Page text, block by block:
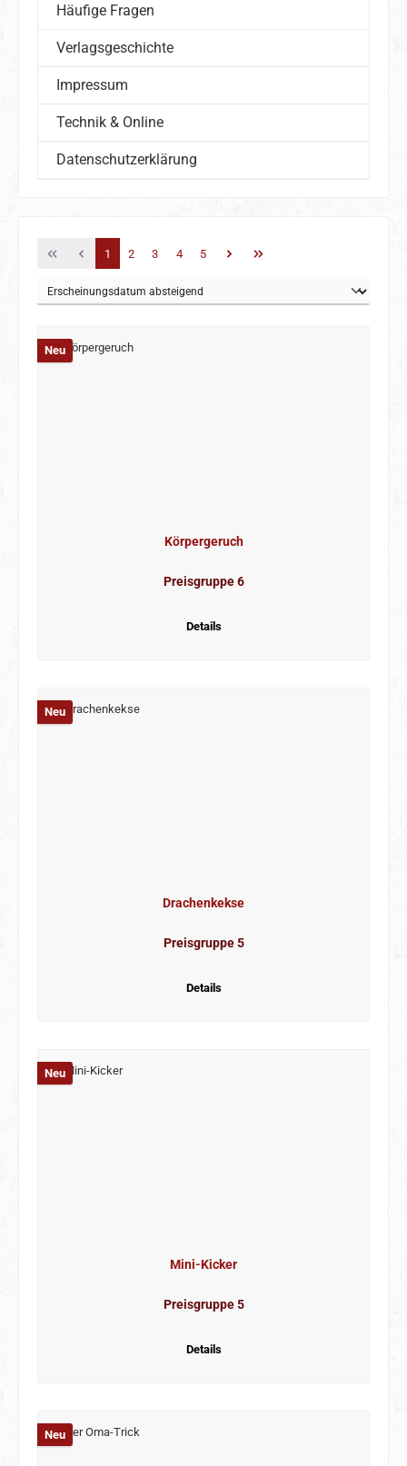
Häufige Fragen
Verlagsgeschichte
Impressum
Technik & Online
Datenschutzerklärung
Seite
1 Seite
2 Seite
3 Seite
4 Seite
5
Neu
Körpergeruch
Preisgruppe 6
Details
Neu
Drachenkekse
Preisgruppe 5
Details
Neu
Mini-Kicker
Preisgruppe 5
Details
Neu